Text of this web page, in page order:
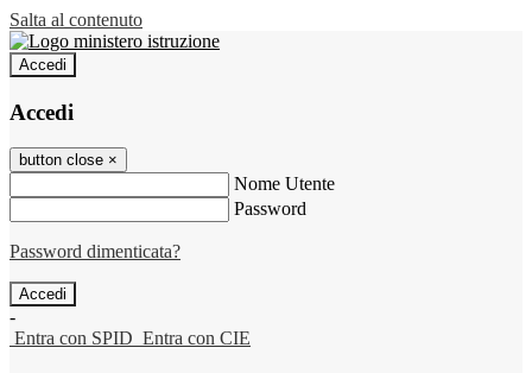
Salta al contenuto
Accedi
Accedi
button close ×
Nome Utente
Password
Password dimenticata?
-
Entra con SPID Entra con CIE